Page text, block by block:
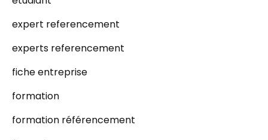
expert referencement
experts referencement
fiche entreprise
formation
formation référencement